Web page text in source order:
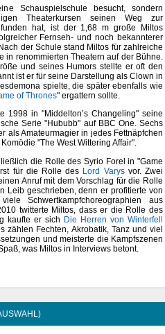
Schauspielschule besucht, sondern
Theaterkursen seinen Weg zur
hat, ist der 1,68 m große Miltos
Fernseh- und noch bekannterer
der Schule stand Miltos für zahlreiche
in renommierten Theatern auf der Bühne.
und seines Humors stellte er oft den
ist er für seine Darstellung als Clown in
spielte, die später ebenfalls wie
of Thrones" ergattern sollte.
in "Middelton’s Changeling" seine
Serie "Hububb" auf BBC One. Sechs
als Amateurmagier in jedes Fettnäpfchen
"The West Wittering Affair".
die Rolle des Syrio Forel in "Game
für die Rolle des Lord Varysvor. Zwei
Anruf mit dem Vorschlag für die Rolle
Leib geschrieben, denn er profitierte von
Schwertkampfchoreographien aus
twitterte Miltos, dass er die Rolle des
kaufte er sich Die Herren von Winterfell
Fechten, Akrobatik, Tanz und viel
und meisterte die Kampfszenen
was Miltos in Interviews betont.